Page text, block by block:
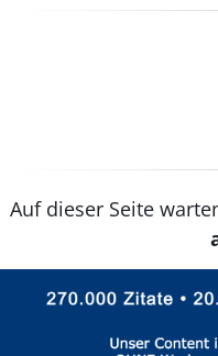
Auf dieser Seite